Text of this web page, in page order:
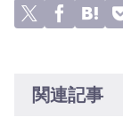
関連記事